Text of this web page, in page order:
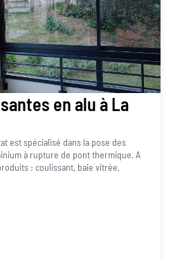
en alu à La
est spécialisé dans la pose des
à rupture de pont thermique. A
: coulissant, baie vitrée,